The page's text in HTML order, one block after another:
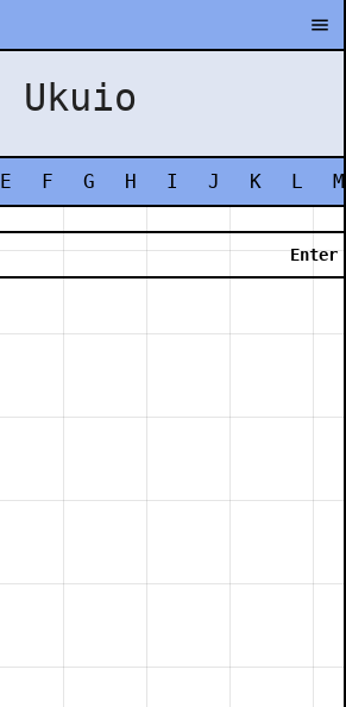
Ukuio
E F G H I J K L M